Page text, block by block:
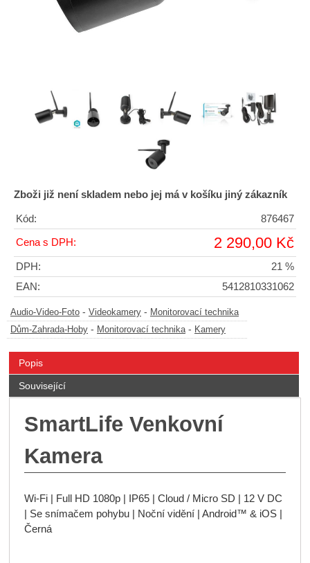
Zboži již není skladem nebo jej má v košíku jiný zákazník
Kód: 876467
Cena s DPH: 2 290,00 Kč
DPH:
21 %
EAN:
5412810331062
Audio-Video-Foto - Videokamery - Monitorovací technika
Dům-Zahrada-Hoby - Monitorovací technika- Kamery
Popis
Související
SmartLife Venkovní
Kamera
Wi-Fi | Full HD 1080p | IP65 | Cloud / Micro SD | 12 V DC
| Se snímačem pohybu | Noční vidění | Android™ & iOS |
Černá